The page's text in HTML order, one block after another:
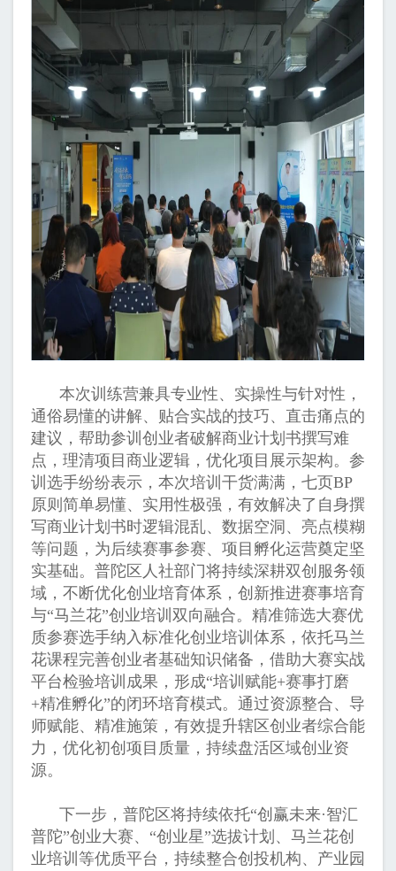
本次训练营兼具专业性、实操性与针对性，
通俗易懂的讲解、贴合实战的技巧、直击痛点的
建议，帮助参训创业者破解商业计划书撰写难
点，理清项目商业逻辑，优化项目展示架构。参
训选手纷纷表示，本次培训干货满满，七页BP
原则简单易懂、实用性极强，有效解决了自身撰
写商业计划书时逻辑混乱、数据空洞、亮点模糊
等问题，为后续赛事参赛、项目孵化运营奠定坚
实基础。普陀区人社部门将持续深耕双创服务领
域，不断优化创业培育体系，创新推进赛事培育
与“马兰花”创业培训双向融合。精准筛选大赛优
质参赛选手纳入标准化创业培训体系，依托马兰
花课程完善创业者基础知识储备，借助大赛实战
平台检验培训成果，形成“培训赋能+赛事打磨
+精准孵化”的闭环培育模式。通过资源整合、导
师赋能、精准施策，有效提升辖区创业者综合能
力，优化初创项目质量，持续盘活区域创业资
源。
下一步，普陀区将持续依托“创赢未来·智汇
普陀”创业大赛、“创业星”选拔计划、马兰花创
业培训等优质平台，持续整合创投机构、产业园